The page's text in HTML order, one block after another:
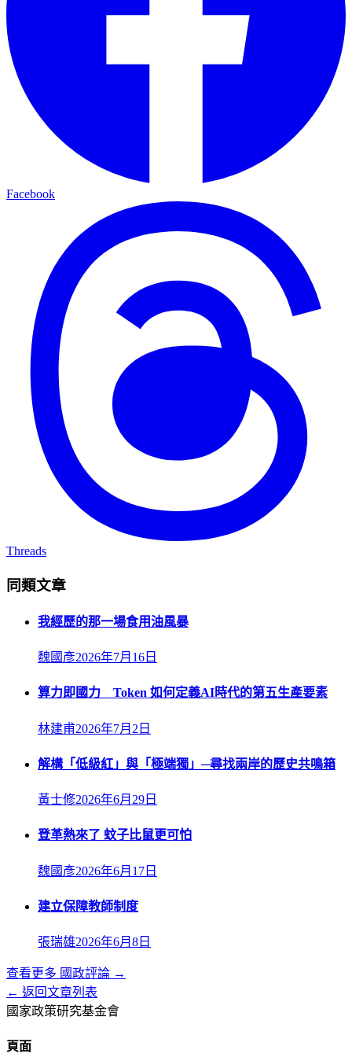
Facebook
Threads
同類文章
我經歷的那一場食用油風暴
魏國彥2026年7月16日
算力即國力 Token 如何定義AI時代的第五生產要素
林建甫2026年7月2日
解構「低級紅」與「極端獨」─尋找兩岸的歷史共鳴箱
黃士修2026年6月29日
登革熱來了 蚊子比鼠更可怕
魏國彥2026年6月17日
建立保障教師制度
張瑞雄2026年6月8日
查看更多 國政評論 →
← 返回文章列表
國家政策研究基金會
頁面